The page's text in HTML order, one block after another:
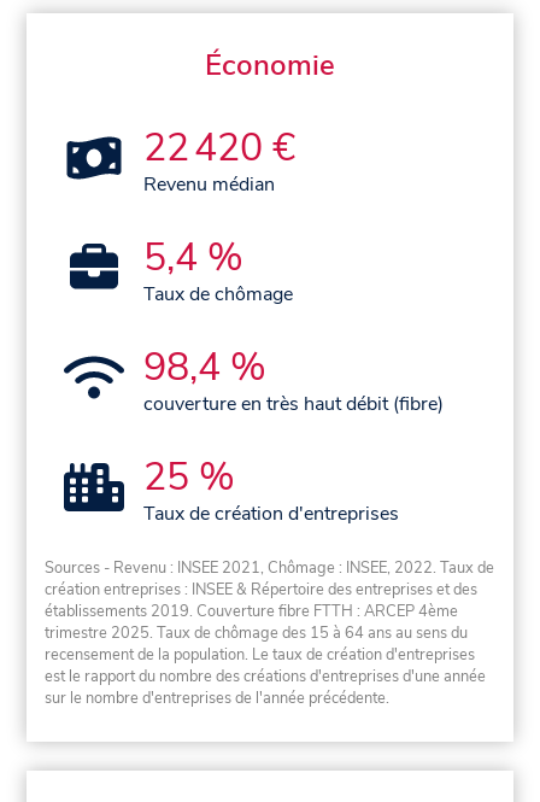
Économie
22 420 €
Revenu médian
5,4 %
Taux de chômage
98,4 %
couverture en très haut débit (fibre)
25 %
Taux de création d'entreprises
Sources - Revenu : INSEE 2021, Chômage : INSEE, 2022. Taux de
création entreprises : INSEE & Répertoire des entreprises et des
établissements 2019. Couverture fibre FTTH : ARCEP 4ème
trimestre 2025. Taux de chômage des 15 à 64 ans au sens du
recensement de la population. Le taux de création d'entreprises
est le rapport du nombre des créations d'entreprises d'une année
sur le nombre d'entreprises de l'année précédente.